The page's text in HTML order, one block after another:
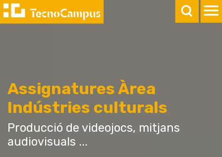
Assignatures Àrea
Indústries culturals
Producció de videojocs, mitjans
audiovisuals ...